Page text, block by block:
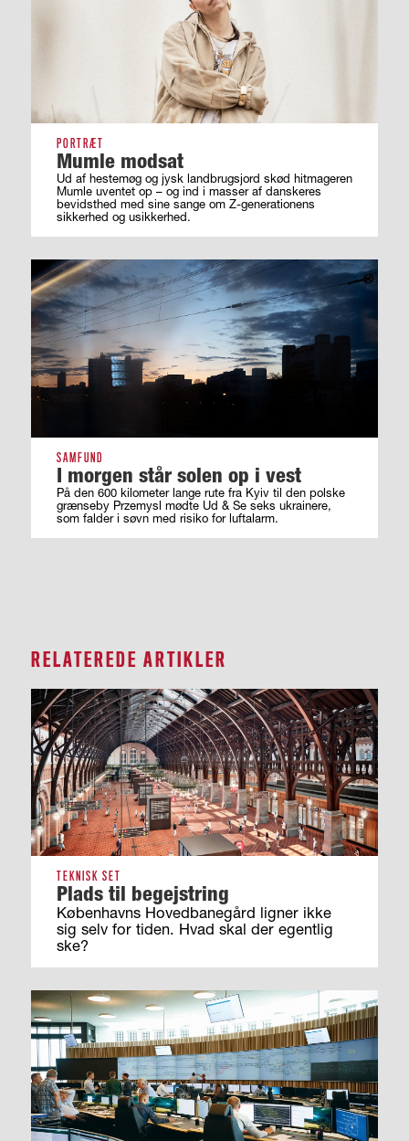
PORTRÆT
Mumle modsat
Ud af hestemøg og jysk landbrugsjord skød hitmageren
Mumle uventet op – og ind i masser af ­danskeres
bevidsthed med sine sange om ­Z-generationens
sikkerhed og usikkerhed.
SAMFUND
I morgen står solen op i vest
På den 600 kilometer lange rute fra Kyiv til den polske
grænseby Przemysl mødte Ud & Se seks ukrainere,
som falder i søvn med risiko for luftalarm.
RELATEREDE ARTIKLER
TEKNISK SET
Plads til begejstring
Københavns Hovedbanegård ligner ikke
sig selv for tiden. Hvad skal der egentlig
ske?